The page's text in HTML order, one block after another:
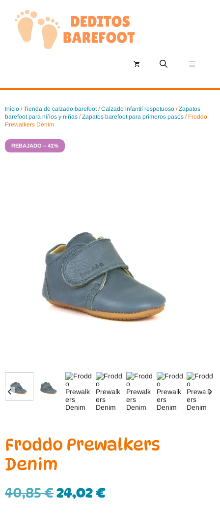
contenido
Menú
Inicio /Tienda de calzado barefoot/Calzado infantil respetuoso /Zapatos
barefoot para niños y niñas /Zapatos barefoot para primeros pasos / Froddo
Prewalkers Denim
REBAJADO – 41%
Froddo Prewalkers
Denim
40,85€24,02€